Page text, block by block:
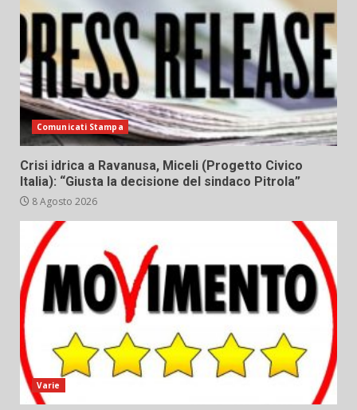
Comunicati Stampa
Crisi idrica a Ravanusa, Miceli (Progetto Civico
Italia): “Giusta la decisione del sindaco Pitrola”
8 Agosto 2026
Varie